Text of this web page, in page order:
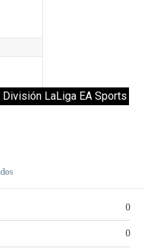
LaLiga EA Sports